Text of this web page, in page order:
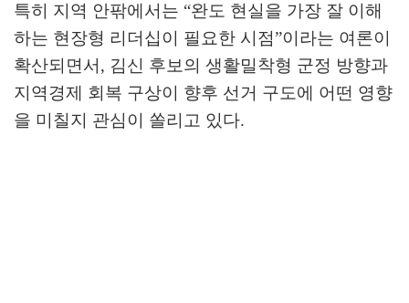
특히 지역 안팎에서는 “완도 현실을 가장 잘 이해
하는 현장형 리더십이 필요한 시점”이라는 여론이
확산되면서 , 김신 후보의 생활밀착형 군정 방향과
지역경제 회복 구상이 향후 선거 구도에 어떤 영향
을 미칠지 관심이 쏠리고 있다.